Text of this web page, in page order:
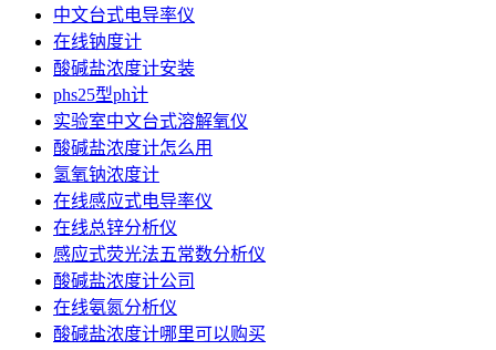
中文台式电导率仪
在线钠度计
酸碱盐浓度计安装
phs25型ph计
实验室中文台式溶解氧仪
酸碱盐浓度计怎么用
氢氧钠浓度计
在线感应式电导率仪
在线总锌分析仪
感应式荧光法五常数分析仪
酸碱盐浓度计公司
在线氨氮分析仪
酸碱盐浓度计哪里可以购买